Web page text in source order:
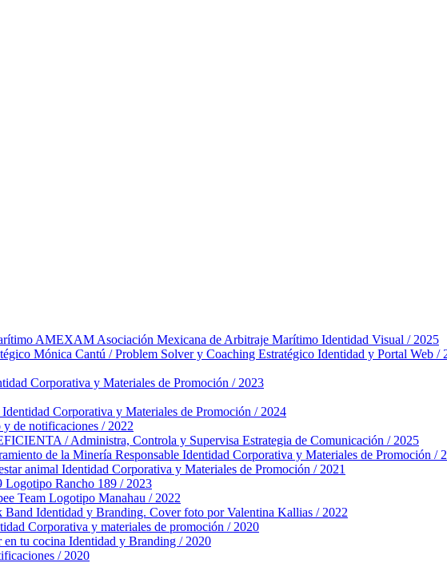
AMEXAM Asociación Mexicana de Arbitraje Marítimo Identidad Visual / 2025
Mónica Cantú / Problem Solver y Coaching Estratégico Identidad y Portal Web /
Corporativa y Materiales de Promoción / 2023
Identidad Corporativa y Materiales de Promoción / 2024
y de notificaciones / 2022
/ Administra, Controla y Supervisa Estrategia de Comunicación / 2025
de la Minería Responsable Identidad Corporativa y Materiales de Promoción /
animal Identidad Corporativa y Materiales de Promoción / 2021
Logotipo Rancho 189 / 2023
Team Logotipo Manahau / 2022
Band Identidad y Branding. Cover foto por Valentina Kallias / 2022
Corporativa y materiales de promoción / 2020
tu cocina Identidad y Branding / 2020
/ 2020